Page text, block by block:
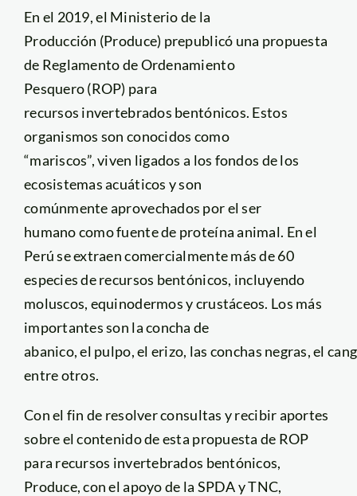
En el 2019,el Ministerio de la
Producción (Produce) prepublicó una propuesta
de Reglamento de Ordenamiento
Pesquero (ROP) para
recursos invertebrados bentónicos. Estos
organismos son conocidos como
“mariscos”, viven ligados a los fondos de los
ecosistemas acuáticos y son
comúnmente aprovechados por el ser
humano como fuente de proteína animal. En el
Perú se extraen comercialmente más de 60
especies de recursos bentónicos, incluyendo
moluscos, equinodermos y crustáceos. Los más
importantes son laconcha de
abanico, el pulpo, el erizo, las conchas negras, el
entre otros.
Con el fin de resolver consultas y recibir aportes
sobre el contenido de esta propuesta de ROP
para recursos invertebrados bentónicos,
Produce, con el apoyo de la SPDA y TNC,